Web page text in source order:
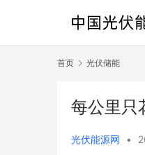
首页 光伏储能
每公里只
光伏能源网 •